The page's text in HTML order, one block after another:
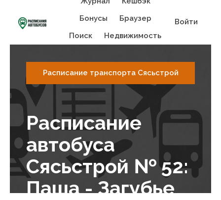
Бонусы
Браузер
Поиск
Недвижимость
Войти
Расписание транспорта Сясьстрой
Расписание
автобуса
Сясьстрой № 52:
Паша - Загубье